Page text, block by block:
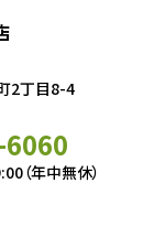
2丁目8-4
（年中無休）